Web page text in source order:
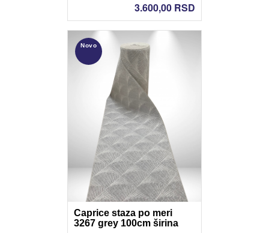
3.600,00 RSD
Novo
Caprice staza po meri
3267 grey 100cm širina